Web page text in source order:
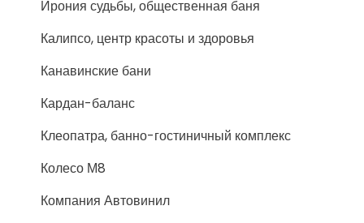
Ирония судьбы, общественная баня
Калипсо, центр красоты и здоровья
Канавинские бани
Кардан-баланс
Клеопатра, банно-гостиничный комплекс
Колесо М8
Компания Автовинил